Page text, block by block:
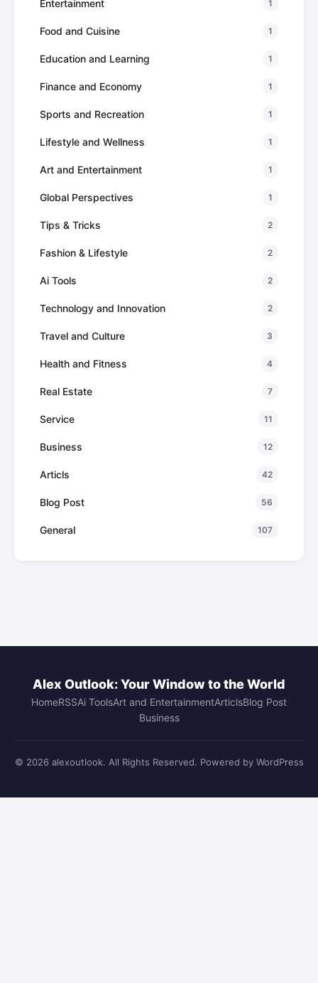
Entertainment 1
Food and Cuisine 1
Education and Learning 1
Finance and Economy 1
Sports and Recreation 1
Lifestyle and Wellness 1
Art and Entertainment 1
Global Perspectives 1
Tips & Tricks 2
Fashion & Lifestyle 2
Ai Tools 2
Technology and Innovation 2
Travel and Culture 3
Health and Fitness 4
Real Estate 7
Service 11
Business 12
Articls 42
Blog Post 56
General 107
Alex Outlook: Your Window to the World
HomeRSSAi ToolsArt and EntertainmentArticlsBlog Post
Business
© 2026 alexoutlook. All Rights Reserved. Powered by WordPress